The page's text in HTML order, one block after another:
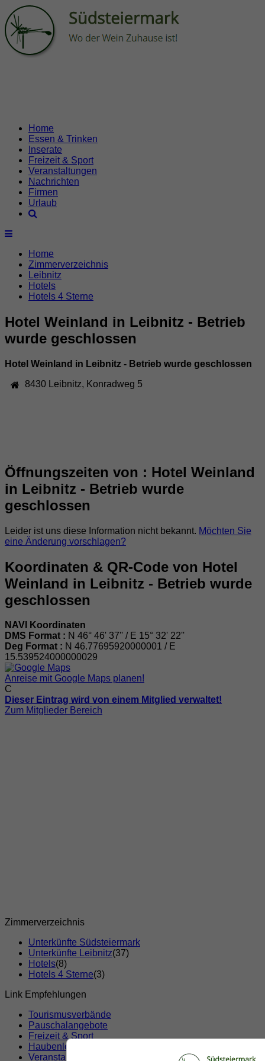
Home
Essen & Trinken
Inserate
Freizeit & Sport
Veranstaltungen
Nachrichten
Firmen
Urlaub
Home
Zimmerverzeichnis
Leibnitz
Hotels
Hotels 4 Sterne
Hotel Weinland in Leibnitz - Betrieb
wurde geschlossen
Hotel Weinland in Leibnitz - Betrieb wurde geschlossen
8430
Leibnitz, Konradweg 5
Öffnungszeiten von : Hotel Weinland
in Leibnitz - Betrieb wurde
geschlossen
Leider ist uns diese Information nicht bekannt. Möchten Sie
eine Änderung vorschlagen?
Koordinaten & QR-Code von Hotel
Weinland in Leibnitz - Betrieb wurde
geschlossen
NAVI Koordinaten
DMS Format : N 46° 46' 37'' / E 15° 32' 22''
Deg Format : N 46.77695920000001 / E
15.539524000000029
Anreise mit Google Maps planen!
C
Dieser Eintrag wird von einem Mitglied verwaltet!
Zum Mitglieder Bereich
Zimmerverzeichnis
Unterkünfte Südsteiermark
Unterkünfte Leibnitz(37)
Hotels(8)
Hotels 4 Sterne(3)
Link Empfehlungen
Tourismusverbände
Pauschalangebote
Freizeit & Sport
Haubenlokale
Veranstaltungen